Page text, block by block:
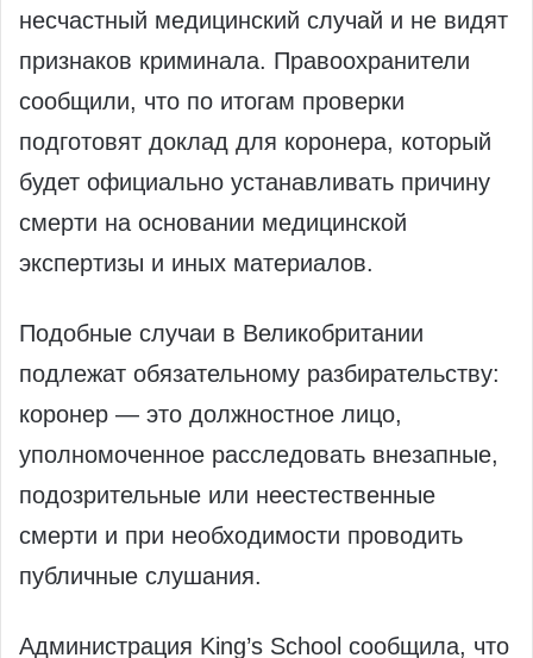
несчастный медицинский случай и не видят
признаков криминала. Правоохранители
сообщили, что по итогам проверки
подготовят доклад для коронера, который
будет официально устанавливать причину
смерти на основании медицинской
экспертизы и иных материалов.
Подобные случаи в Великобритании
подлежат обязательному разбирательству:
коронер — это должностное лицо,
уполномоченное расследовать внезапные,
подозрительные или неестественные
смерти и при необходимости проводить
публичные слушания.
Администрация King’s School сообщила, что